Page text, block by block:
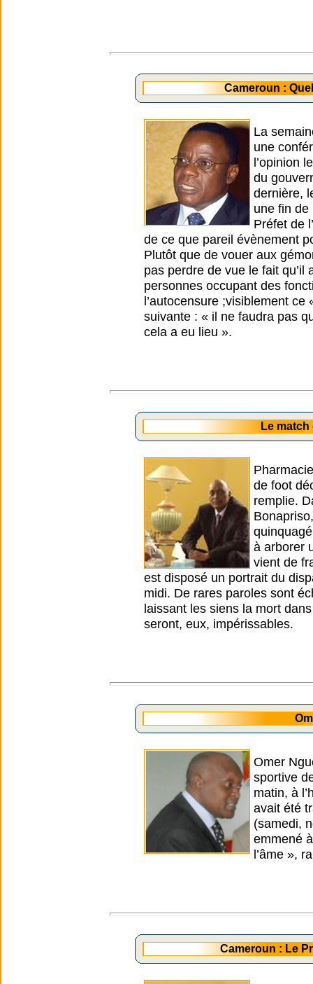
Cameroun :
La
une
l’opinion
du
dernière,
une fin
Préfet de
de ce que pareil évènement
Plutôt que de vouer aux
pas perdre de vue le fait
personnes occupant des
l’autocensure ;visiblement
suivante : « il ne faudra pas
cela a eu lieu ».
Le match
de foot
remplie.
à arborer
vient de
est disposé un portrait du
midi. De rares paroles sont
laissant les siens la mort
seront, eux, impérissables.
Omer
sportive
matin, à
avait été
(samedi,
emmené
l’âme »,
Cameroun : Le